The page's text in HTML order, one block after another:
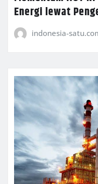
Energi lewat
indonesia-